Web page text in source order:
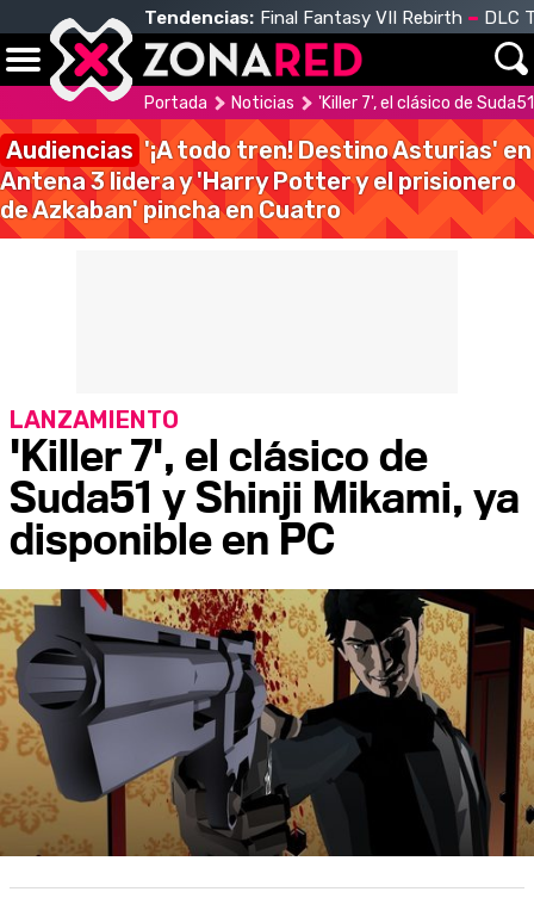
Tendencias: Final Fantasy VII Rebirth DLC
Portada Noticias 'Killer 7', el clásico de
Audiencias '¡A todo tren! Destino Asturias' en
Antena 3 lidera y 'Harry Potter y el prisionero
de Azkaban' pincha en Cuatro
'Killer 7', el clásico de
Suda51 y Shinji Mikami, ya
disponible en PC
LANZAMIENTO